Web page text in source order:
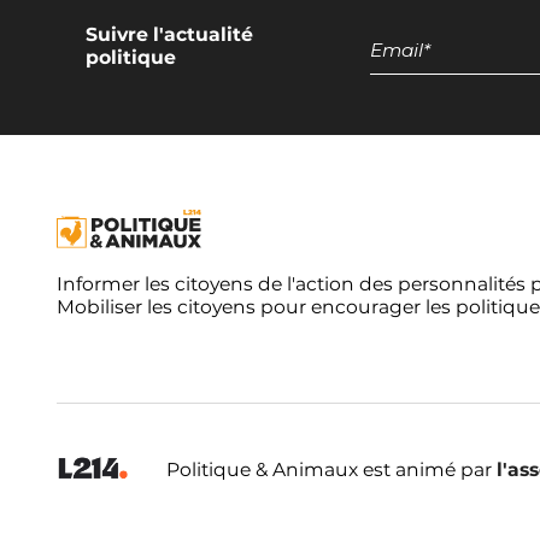
Réduction de moitié du nombre
d'animaux terrestres tués dans
Réduction de moitié du nombre
Moratoire européen sur les
Moratoire européen sur les
navires de pêche de plus de 12
Mesures miroirs pour l'élevage
Suivre l'actualité
politique
Informer les citoyens de l'action des personnalités
Mobiliser les citoyens pour encourager les
Politique & Animaux est animé par